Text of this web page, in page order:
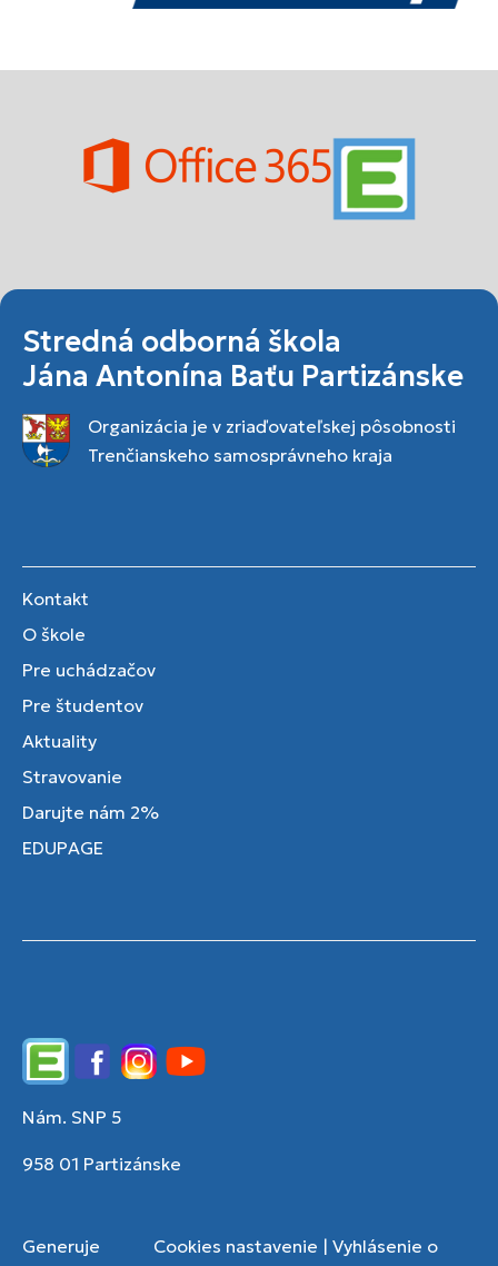
Stredná odborná škola
Jána Antonína Baťu Partizánske
Organizácia je v zriaďovateľskej pôsobnosti
Trenčianskeho samosprávneho kraja
Kontakt
O škole
Pre uchádzačov
Pre študentov
Aktuality
Stravovanie
Darujte nám 2%
EDUPAGE
EdupageFacebookInstagram
YouTube
Nám. SNP 5
958 01 Partizánske
Generuje
Cookies nastavenie | Vyhlásenie o